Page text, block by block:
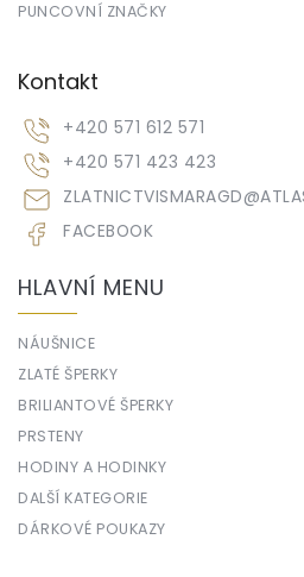
PUNCOVNÍ ZNAČKY
Kontakt
ZLATNICTVISMARAGD@
+420 571 612 571
+420 571 423 423
FACEBOOK
HLAVNÍ MENU
NÁUŠNICE
ZLATÉ ŠPERKY
BRILIANTOVÉ ŠPERKY
PRSTENY
HODINY A HODINKY
DALŠÍ KATEGORIE
DÁRKOVÉ POUKAZY